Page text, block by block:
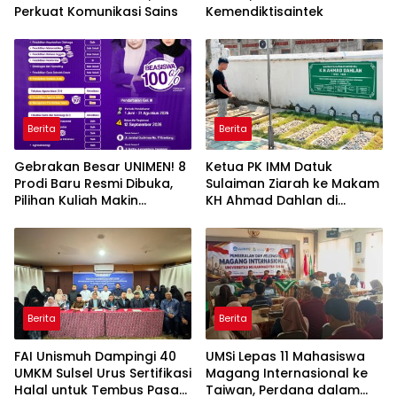
Perkuat Komunikasi Sains
Kemendiktisaintek
Berita
Gebrakan Besar UNIMEN! 8
Prodi Baru Resmi Dibuka,
Pilihan Kuliah Makin
Berita
Ketua PK IMM Datuk
Sulaiman Ziarah ke Makam
KH Ahmad Dahlan di
Berita
FAI Unismuh Dampingi 40
UMKM Sulsel Urus Sertifikasi
Halal untuk Tembus Pasar
Berita
UMSi Lepas 11 Mahasiswa
Magang Internasional ke
Taiwan, Perdana dalam